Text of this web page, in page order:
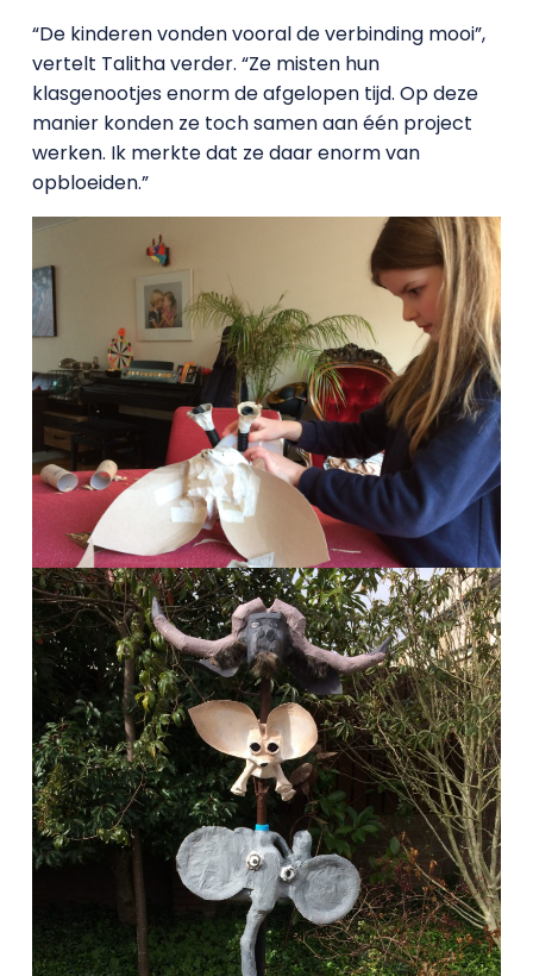
“De kinderen vonden vooral de verbinding mooi”,
vertelt Talitha verder. “Ze misten hun
klasgenootjes enorm de afgelopen tijd. Op deze
manier konden ze toch samen aan één project
werken. Ik merkte dat ze daar enorm van
opbloeiden.”